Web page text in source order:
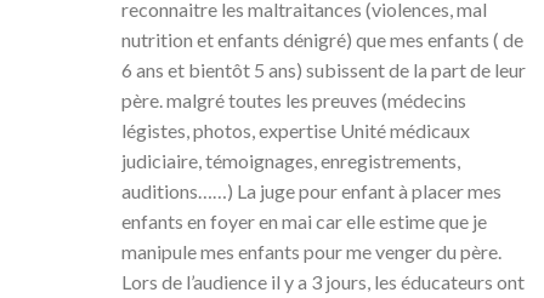
reconnaitre les maltraitances (violences, mal
nutrition et enfants dénigré) que mes enfants ( de
6 ans et bientôt 5 ans) subissent de la part de leur
père. malgré toutes les preuves (médecins
légistes, photos, expertise Unité médicaux
judiciaire, témoignages, enregistrements,
auditions……) La juge pour enfant à placer mes
enfants en foyer en mai car elle estime que je
manipule mes enfants pour me venger du père.
Lors de l’audience il y a 3 jours, les éducateurs ont